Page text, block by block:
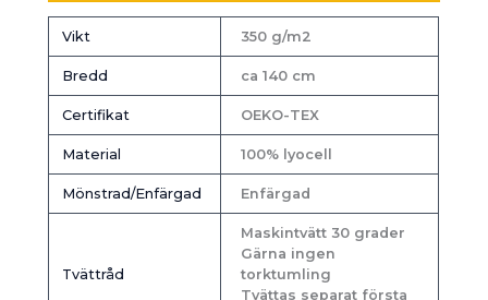
Vikt 350 g/m2
Bredd ca 140 cm
Certifikat OEKO-TEX
Material 100% lyocell
Mönstrad/Enfärgad Enfärgad
Tvättråd
Maskintvätt 30 grader
Gärna ingen
torktumling
Tvättas separat första